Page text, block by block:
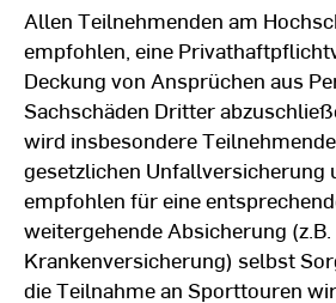
Allen Teilnehmenden am
empfohlen, eine
Deckung von Ansprüchen aus
Sachschäden Dritter
wird insbesondere
gesetzlichen Unfallversicherung
empfohlen für eine
weitergehende Absicherung
Krankenversicherung) selbst
die Teilnahme an Sporttouren